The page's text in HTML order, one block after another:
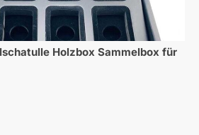
Holzbox Sammelbox für